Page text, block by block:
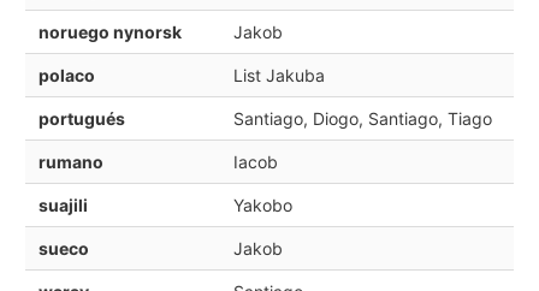
noruego nynorsk Jakob
polaco List Jakuba
portugués Santiago, Diogo, Santiago, Tiago
rumano Iacob
suajili Yakobo
sueco Jakob